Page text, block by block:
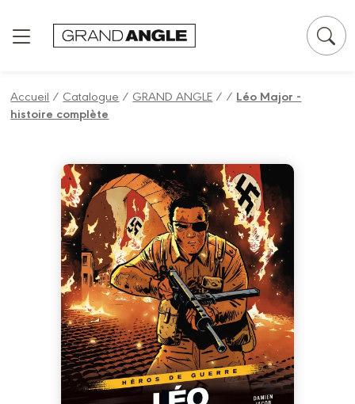
Accueil / Catalogue / GRAND ANGLE / / Léo Major -
histoire complète